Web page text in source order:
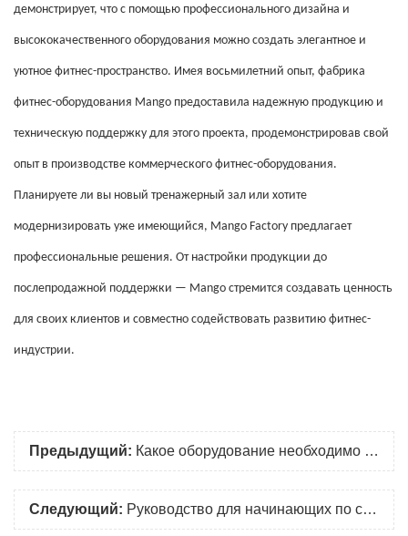
демонстрирует, что с помощью профессионального дизайна и
высококачественного оборудования можно создать элегантное и
уютное фитнес-пространство. Имея восьмилетний опыт, фабрика
фитнес-оборудования Mango предоставила надежную продукцию и
техническую поддержку для этого проекта, продемонстрировав свой
опыт в производстве коммерческого фитнес-оборудования.
Планируете ли вы новый тренажерный зал или хотите
модернизировать уже имеющийся, Mango Factory предлагает
профессиональные решения. От настройки продукции до
послепродажной поддержки — Mango стремится создавать ценность
для своих клиентов и совместно содействовать развитию фитнес-
индустрии.
Предыдущий: Какое оборудование необходимо для пилатеса?
Следующий: Руководство для начинающих по серии пилатеса: основные упражнения и техники